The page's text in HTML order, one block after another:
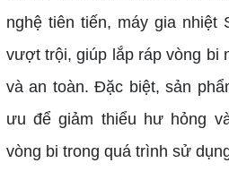
nghệ tiên tiến, máy gia nhiệt
vượt trội, giúp lắp ráp vòng bi
và an toàn. Đặc biệt, sản
ưu để giảm thiểu hư hỏng
vòng bi trong quá trình sử